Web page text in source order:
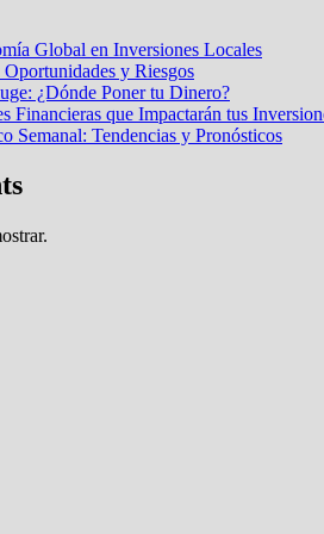
Global en Inversiones Locales
y Riesgos
¿Dónde Poner tu Dinero?
Financieras que Impactarán tus
Semanal: Tendencias y Pronósticos